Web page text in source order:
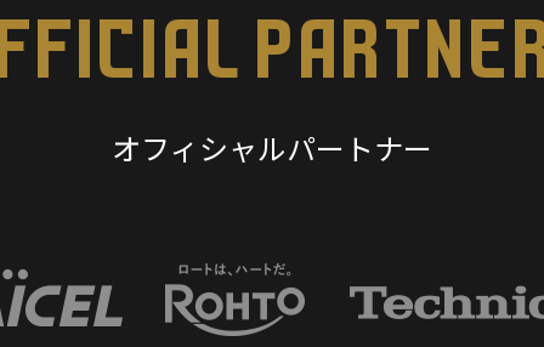
オフィシャルパートナー